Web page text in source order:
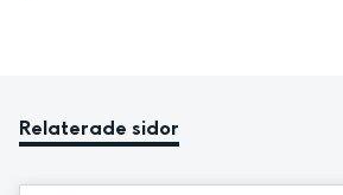
Relaterade sidor